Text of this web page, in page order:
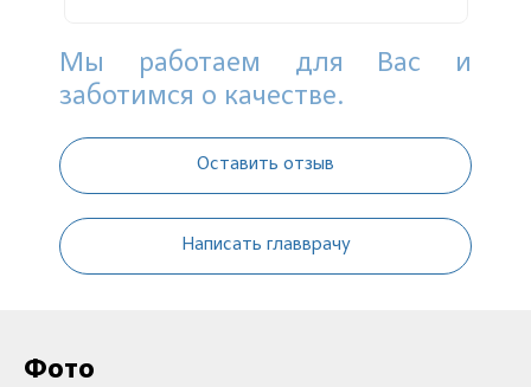
Мы работаем для Вас и
заботимся о качестве.
Оставить отзыв
Написать главврачу
Фото